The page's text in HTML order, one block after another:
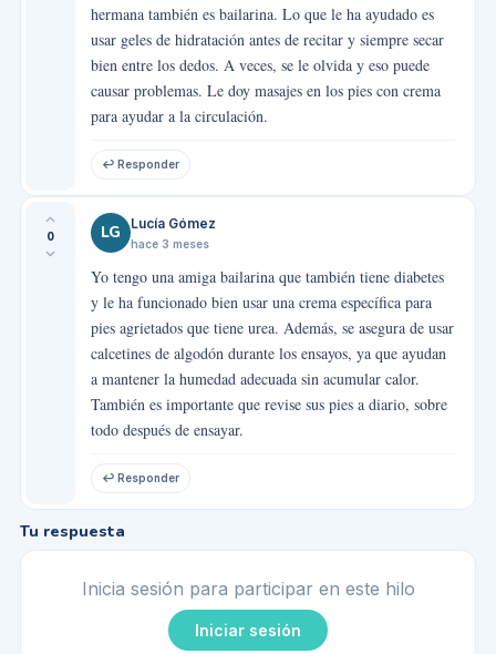
hermana también es bailarina. Lo que le ha ayudado es
usar geles de hidratación antes de recitar y siempre secar
bien entre los dedos. A veces, se le olvida y eso puede
causar problemas. Le doy masajes en los pies con crema
para ayudar a la circulación.
↩ Responder
0 LG Lucía Gómez
hace 3 meses
Yo tengo una amiga bailarina que también tiene diabetes
y le ha funcionado bien usar una crema específica para
pies agrietados que tiene urea. Además, se asegura de usar
calcetines de algodón durante los ensayos, ya que ayudan
a mantener la humedad adecuada sin acumular calor.
También es importante que revise sus pies a diario, sobre
todo después de ensayar.
↩ Responder
Tu respuesta
Inicia sesión para participar en este hilo
Iniciar sesión